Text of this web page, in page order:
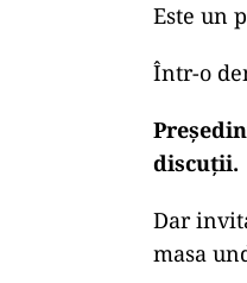
Este un
Într-o
discuții.
Dar
masa